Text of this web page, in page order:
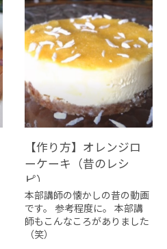
【作り方】オレンジロ
ーケーキ（昔のレシ
ピ）
本部講師の懐かしの昔の動画
です。 参考程度に。 本部講
師もこんなころがありました
（笑）